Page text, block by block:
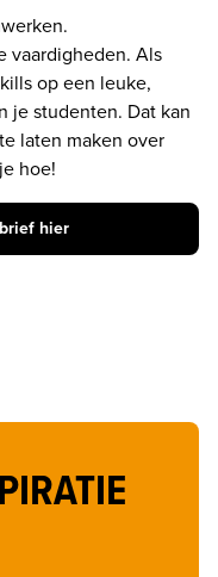
vaardigheden. Als
op een leuke,
je studenten. Dat kan
laten maken over
hoe!
hier